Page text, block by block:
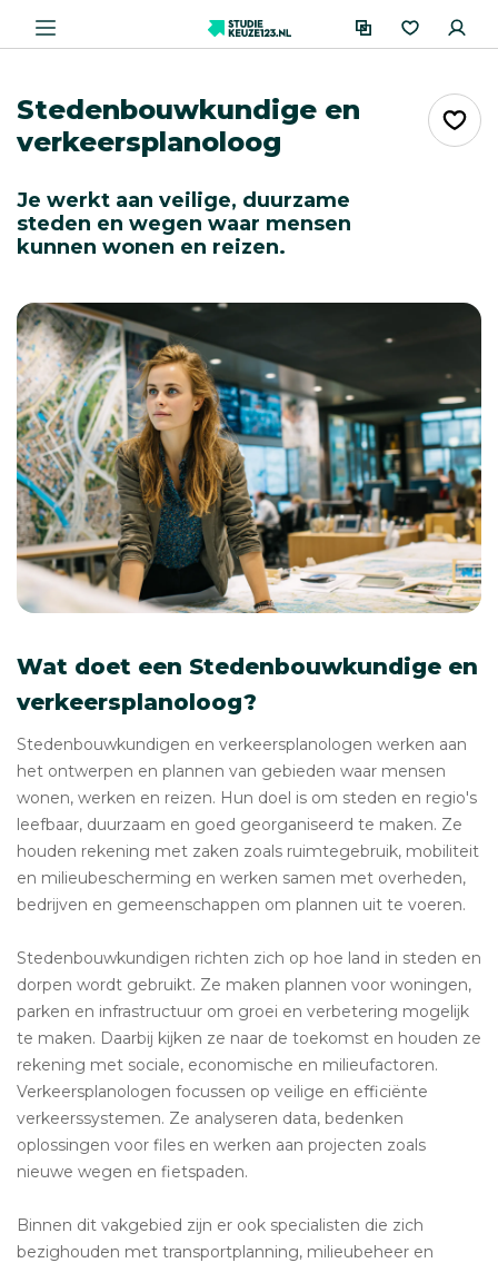
Stedenbouwkundige en
verkeersplanoloog
Je werkt aan veilige, duurzame
steden en wegen waar mensen
kunnen wonen en reizen.
Wat doet een Stedenbouwkundige en
verkeersplanoloog?
Stedenbouwkundigen en verkeersplanologen werken aan
het ontwerpen en plannen van gebieden waar mensen
wonen, werken en reizen. Hun doel is om steden en regio's
leefbaar, duurzaam en goed georganiseerd te maken. Ze
houden rekening met zaken zoals ruimtegebruik, mobiliteit
en milieubescherming en werken samen met overheden,
bedrijven en gemeenschappen om plannen uit te voeren.
Stedenbouwkundigen richten zich op hoe land in steden en
dorpen wordt gebruikt. Ze maken plannen voor woningen,
parken en infrastructuur om groei en verbetering mogelijk
te maken. Daarbij kijken ze naar de toekomst en houden ze
rekening met sociale, economische en milieufactoren.
Verkeersplanologen focussen op veilige en efficiënte
verkeerssystemen. Ze analyseren data, bedenken
oplossingen voor files en werken aan projecten zoals
nieuwe wegen en fietspaden.
Binnen dit vakgebied zijn er ook specialisten die zich
bezighouden met transportplanning, milieubeheer en